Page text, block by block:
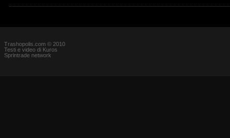
Trashopolis.com © 2010
Testi e video di Kuros
Sprintrade network